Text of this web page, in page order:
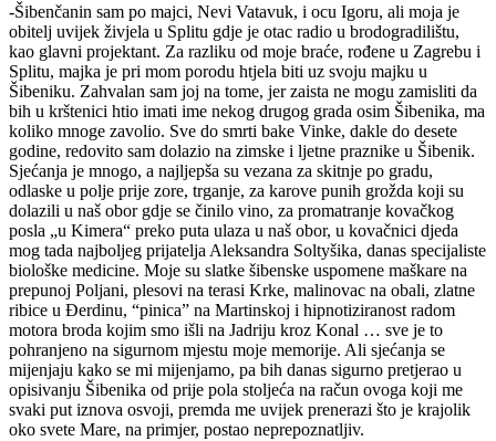
-Šibenčanin sam po majci, Nevi Vatavuk, i ocu Igoru, ali moja je
obitelj uvijek živjela u Splitu gdje je otac radio u brodogradilištu,
kao glavni projektant. Za razliku od moje braće, rođene u Zagrebu i
Splitu, majka je pri mom porodu htjela biti uz svoju majku u
Šibeniku. Zahvalan sam joj na tome, jer zaista ne mogu zamisliti da
bih u krštenici htio imati ime nekog drugog grada osim Šibenika, ma
koliko mnoge zavolio. Sve do smrti bake Vinke, dakle do desete
godine, redovito sam dolazio na zimske i ljetne praznike u Šibenik.
Sjećanja je mnogo, a najljepša su vezana za skitnje po gradu,
odlaske u polje prije zore, trganje, za karove punih grožda koji su
dolazili u naš obor gdje se činilo vino, za promatranje kovačkog
posla „u Kimera“ preko puta ulaza u naš obor, u kovačnici djeda
mog tada najboljeg prijatelja Aleksandra Soltyšika, danas specijaliste
biološke medicine. Moje su slatke šibenske uspomene maškare na
prepunoj Poljani, plesovi na terasi Krke, malinovac na obali, zlatne
ribice u Đerdinu, “pinica” na Martinskoj i hipnotiziranost radom
motora broda kojim smo išli na Jadriju kroz Konal … sve je to
pohranjeno na sigurnom mjestu moje memorije. Ali sjećanja se
mijenjaju kako se mi mijenjamo, pa bih danas sigurno pretjerao u
opisivanju Šibenika od prije pola stoljeća na račun ovoga koji me
svaki put iznova osvoji, premda me uvijek prenerazi što je krajolik
oko svete Mare, na primjer, postao neprepoznatljiv.